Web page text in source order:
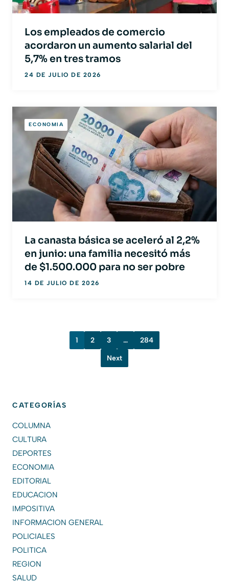
Los empleados de comercio
acordaron un aumento salarial del
5,7% en tres tramos
24 DE JULIO DE 2026
ECONOMIA
La canasta básica se aceleró al 2,2%
en junio: una familia necesitó más
de $1.500.000 para no ser pobre
14 DE JULIO DE 2026
1 2 3 … 284
Next
CATEGORÍAS
COLUMNA
CULTURA
DEPORTES
ECONOMIA
EDITORIAL
EDUCACION
IMPOSITIVA
INFORMACION GENERAL
POLICIALES
POLITICA
REGION
SALUD